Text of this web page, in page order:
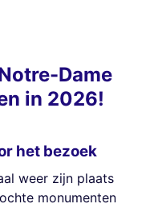
Dame
in 2026!
het bezoek
weer zijn plaats
monumenten